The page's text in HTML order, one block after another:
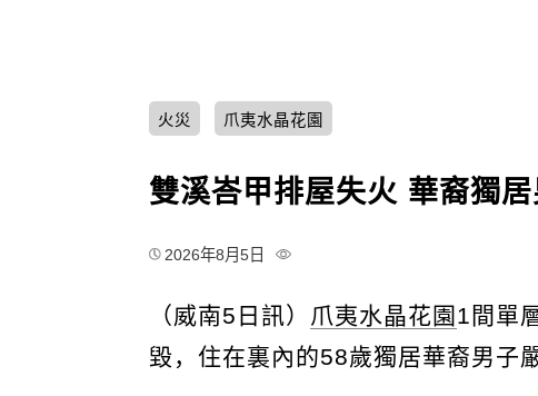
火災 爪夷水晶花園
雙溪峇甲排屋失火 華裔獨
2026年8月5日
（威南5日訊） 爪夷水晶花園1間單
毀，住在裏內的58歲獨居華裔男子